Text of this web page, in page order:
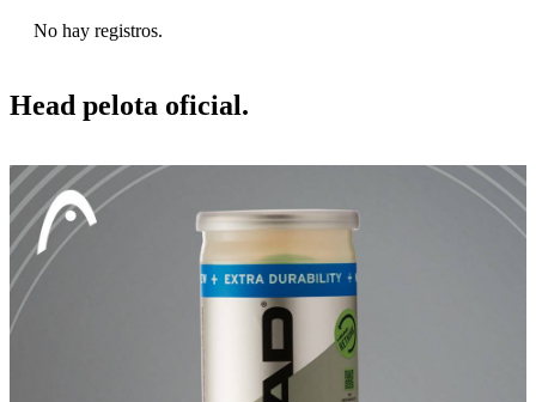
No hay registros.
Head pelota oficial.